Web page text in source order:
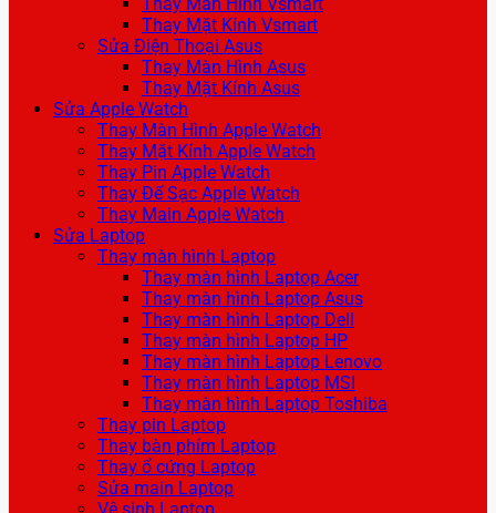
Thay Mặt Kính Vsmart
Sửa Điện Thoại Asus
Thay Màn Hình Asus
Thay Mặt Kính Asus
Sửa Apple Watch
Thay Màn Hình Apple Watch
Thay Mặt Kính Apple Watch
Thay Pin Apple Watch
Thay Đế Sạc Apple Watch
Thay Main Apple Watch
Sửa Laptop
Thay màn hình Laptop
Thay màn hình Laptop Acer
Thay màn hình Laptop Asus
Thay màn hình Laptop Dell
Thay màn hình Laptop HP
Thay màn hình Laptop Lenovo
Thay màn hình Laptop MSI
Thay màn hình Laptop Toshiba
Thay pin Laptop
Thay bàn phím Laptop
Thay ổ cứng Laptop
Sửa main Laptop